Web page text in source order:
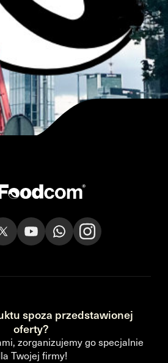
spoza przedstawionej
oferty?
zorganizujemy go specjalnie
Twojej firmy!